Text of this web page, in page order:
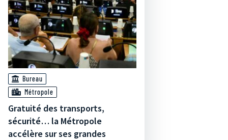
Bureau
Métropole
Gratuité des transports,
sécurité… la Métropole
accélère sur ses grandes